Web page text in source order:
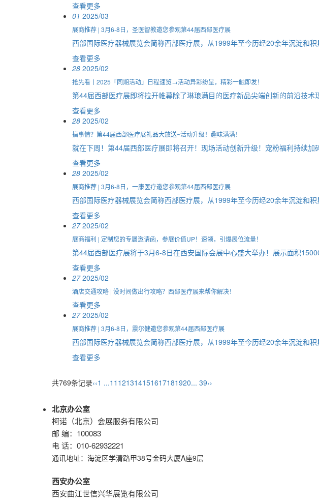
查看更多
01 2025/03
展商推荐 | 3月6-8日，圣医智教邀您参观第44届西部医疗展
西部国际医疗器械展览会简称西部医疗展，从1999年至今历经20余年沉淀和
查看更多
28 2025/02
抢先看丨2025「同期活动」日程速览→活动异彩纷呈，精彩一触即发！
第44届西部医疗展即将拉开帷幕除了琳琅满目的医疗新品尖端创新的前沿技
查看更多
28 2025/02
搞事情？第44届西部医疗展礼品大放送~活动升级！趣味满满！
就在下周！第44届西部医疗展即将召开！现场活动创新升级！宠粉福利持续
查看更多
28 2025/02
展商推荐 | 3月6-8日，一康医疗邀您参观第44届西部医疗展
西部国际医疗器械展览会简称西部医疗展，从1999年至今历经20余年沉淀和
查看更多
27 2025/02
展商福利 | 定制您的专属邀请函，参展价值UP！速领，引爆展位流量！
第44届西部医疗展将于3月6-8日在西安国际会展中心盛大举办！展示面积
查看更多
27 2025/02
酒店交通攻略 | 没时间做出行攻略？西部医疗展来帮你解决！
查看更多
27 2025/02
展商推荐 | 3月6-8日，震尔健邀您参观第44届西部医疗展
西部国际医疗器械展览会简称西部医疗展，从1999年至今历经20余年沉淀和
查看更多
共769条记录‹‹1 ...11 121314151617181920... 39››
北京办公室
柯诺（北京）会展服务有限公司
邮 编：100083
电 话：010-62932221
通讯地址： 海淀区学清路甲38号金码大厦A座9层
西安办公室
西安曲江世信兴华展览有限公司